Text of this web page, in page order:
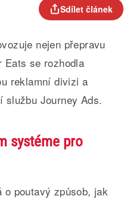
Sdílet článek
nejen přepravu
Eats se rozhodla
reklamní divizi a
službu Journey Ads.
systéme pro
o poutavý způsob, jak